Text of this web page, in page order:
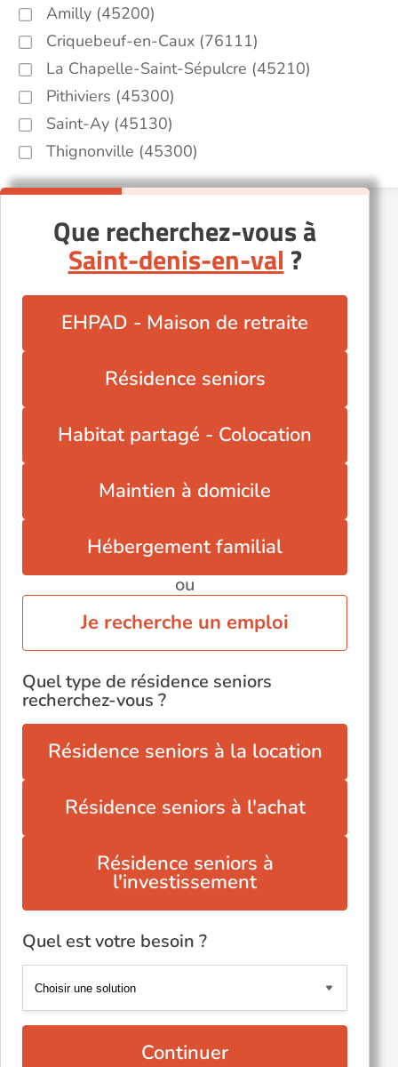
Amilly (45200)
Criquebeuf-en-Caux (76111)
La Chapelle-Saint-Sépulcre (45210)
Pithiviers (45300)
Saint-Ay (45130)
Thignonville (45300)
Que recherchez-vous à
Saint-denis-en-val ?
EHPAD - Maison de retraite
Résidence seniors
Habitat partagé - Colocation
Maintien à domicile
Hébergement familial
ou
Je recherche un emploi
Quel type de résidence seniors
recherchez-vous ?
Résidence seniors à la location
Résidence seniors à l'achat
Résidence seniors à
l'investissement
Quel est votre besoin ?
Continuer